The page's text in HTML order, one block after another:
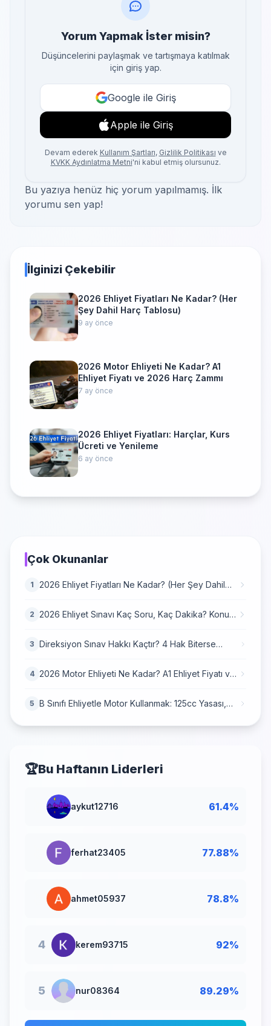
Yorum Yapmak İster misin?
Düşüncelerini paylaşmak ve tartışmaya katılmak
için giriş yap.
Google ile Giriş
Apple ile Giriş
Devam ederek Kullanım Şartları, Gizlilik Politikası ve
KVKK Aydınlatma Metni'ni kabul etmiş olursunuz.
Bu yazıya henüz hiç yorum yapılmamış. İlk
yorumu sen yap!
İlginizi Çekebilir
2026 Ehliyet Fiyatları Ne Kadar? (Her
Şey Dahil Harç Tablosu)
9 ay önce
2026 Motor Ehliyeti Ne Kadar? A1
Ehliyet Fiyatı ve 2026 Harç Zammı
7 ay önce
2026 Ehliyet Fiyatları: Harçlar, Kurs
Ücreti ve Yenileme
6 ay önce
Çok Okunanlar
1
2026 Ehliyet Fiyatları Ne Kadar? (Her Şey Dahil
2 2026 Ehliyet Sınavı Kaç Soru, Kaç Dakika? Konu
3 Direksiyon Sınav Hakkı Kaçtır? 4 Hak Biterse
4 2026 Motor Ehliyeti Ne Kadar? A1 Ehliyet Fiyatı ve
5 B Sınıfı Ehliyetle Motor Kullanmak: 125cc Yasası,
🏆Bu Haftanın Liderleri
aykut12716 61.4%
ferhat23405 77.88%
ahmet05937 78.8%
4 kerem93715 92%
5 nur08364 89.29%